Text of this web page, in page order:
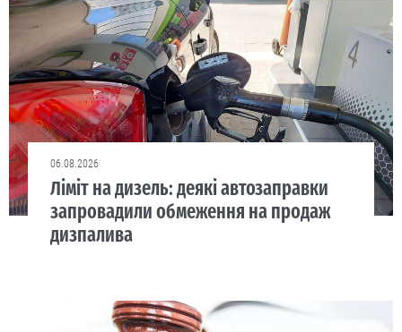
06.08.2026
Ліміт на дизель: деякі автозаправки
запровадили обмеження на продаж
дизпалива